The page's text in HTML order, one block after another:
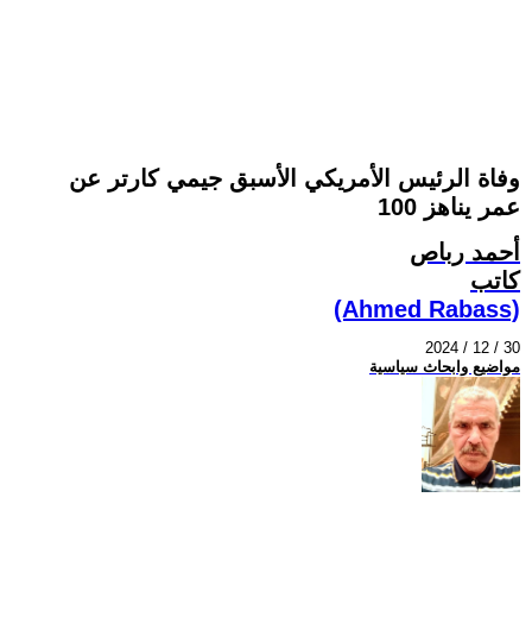
وفاة الرئيس الأمريكي الأسبق جيمي كارتر عن
عمر يناهز 100
أحمد رباص
كاتب
(Ahmed Rabass)
2024 / 12 / 30
مواضيع وابحاث سياسية